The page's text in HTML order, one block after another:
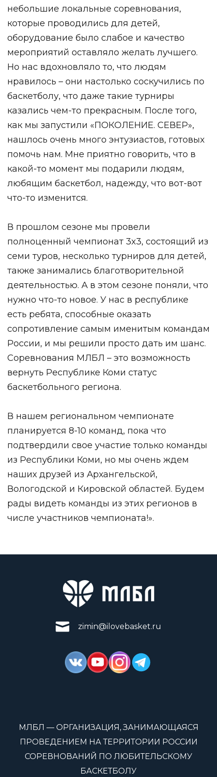
небольшие локальные соревнования,
которые проводились для детей,
оборудование было слабое и качество
мероприятий оставляло желать лучшего.
Но нас вдохновляло то, что людям
нравилось – они настолько соскучились по
баскетболу, что даже такие турниры
казались чем-то прекрасным. После того,
как мы запустили «ПОКОЛЕНИЕ. СЕВЕР»,
нашлось очень много энтузиастов, готовых
помочь нам. Мне приятно говорить, что в
какой-то момент мы подарили людям,
любящим баскетбол, надежду, что вот-вот
что-то изменится.
В прошлом сезоне мы провели
полноценный чемпионат 3x3, состоящий из
семи туров, несколько турниров для детей,
также занимались благотворительной
деятельностью. А в этом сезоне поняли, что
нужно что-то новое. У нас в республике
есть ребята, способные оказать
сопротивление самым именитым командам
России, и мы решили просто дать им шанс.
Соревнования МЛБЛ – это возможность
вернуть Республике Коми статус
баскетбольного региона.
В нашем региональном чемпионате
планируется 8-10 команд, пока что
подтвердили свое участие только команды
из Республики Коми, но мы очень ждем
наших друзей из Архангельской,
Вологодской и Кировской областей. Будем
рады видеть команды из этих регионов в
числе участников чемпионата!».
zimin@ilovebasket.ru
МЛБЛ — ОРГАНИЗАЦИЯ, ЗАНИМАЮЩАЯСЯ
ПРОВЕДЕНИЕМ НА ТЕРРИТОРИИ РОССИИ
СОРЕВНОВАНИЙ ПО ЛЮБИТЕЛЬСКОМУ
БАСКЕТБОЛУ